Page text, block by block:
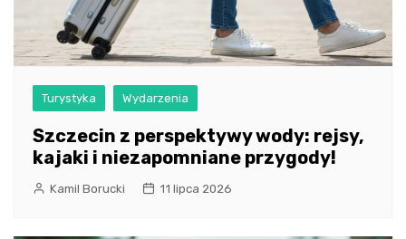
Turystyka Wydarzenia
Szczecin z perspektywy wody: rejsy,
kajaki i niezapomniane przygody!
Kamil Borucki 11 lipca 2026